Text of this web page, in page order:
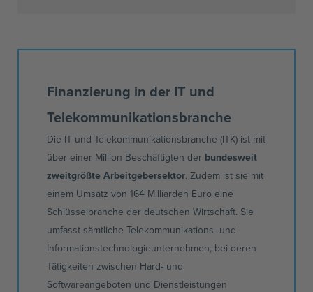
Finanzierung in der IT und
Telekommunikationsbranche
Die IT und Telekommunikationsbranche (ITK) ist mit
über einer Million Beschäftigten der bundesweit
zweitgrößte Arbeitgebersektor. Zudem ist sie mit
einem Umsatz von 164 Milliarden Euro eine
Schlüsselbranche der deutschen Wirtschaft. Sie
umfasst sämtliche Telekommunikations- und
Informationstechnologieunternehmen, bei deren
Tätigkeiten zwischen Hard- und
Softwareangeboten und Dienstleistungen